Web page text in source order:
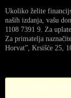
Ukoliko želite
naših izdanja, vašu
1108 7391 9. Za
Za primatelja
Horvat”, Krsišće 25,